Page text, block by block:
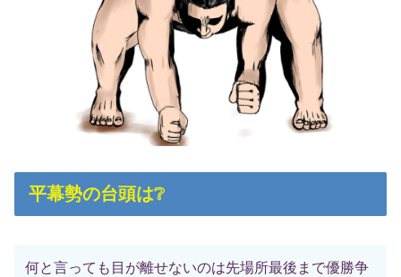
平幕勢の台頭は❔
何と言っても目が離せないのは先場所最後まで優勝争